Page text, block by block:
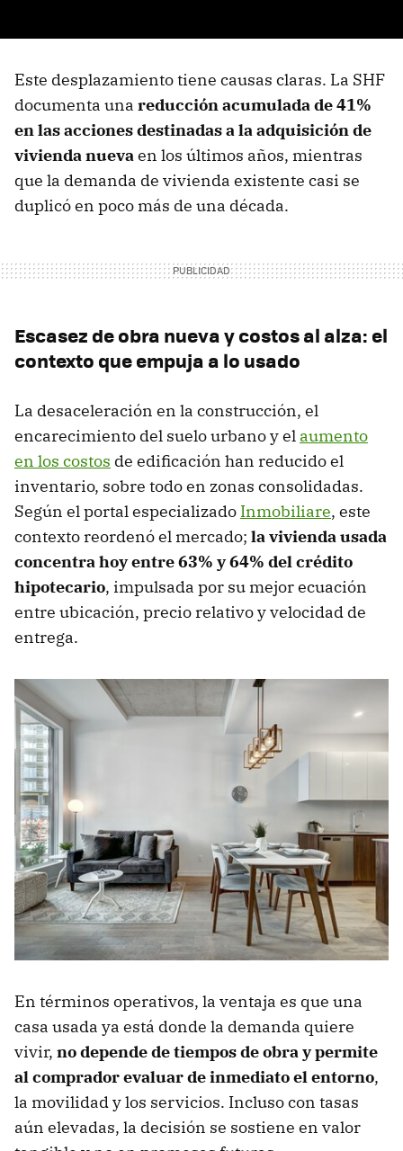
Este desplazamiento tiene causas claras. La SHF
documenta una reducción acumulada de 41%
en las acciones destinadas a la adquisición de
vivienda nuevaen los últimos años, mientras
que la demanda de vivienda existente casi se
duplicó en poco más de una década.
Escasez de obra nueva y costos al alza: el
contexto que empuja a lo usado
La desaceleración en la construcción, el
encarecimiento del suelo urbano y el aumento
en los costos de edificación han reducido el
inventario, sobre todo en zonas consolidadas.
Según el portal especializado Inmobiliare, este
contexto reordenó el mercado; la vivienda usada
concentra hoy entre 63% y 64% del crédito
hipotecario, impulsada por su mejor ecuación
entre ubicación, precio relativo y velocidad de
entrega.
En términos operativos, la ventaja es que una
casa usada ya está donde la demanda quiere
vivir, no depende de tiempos de obra y permite
al comprador evaluar de inmediato el entorno,
la movilidad y los servicios. Incluso con tasas
aún elevadas, la decisión se sostiene en valor